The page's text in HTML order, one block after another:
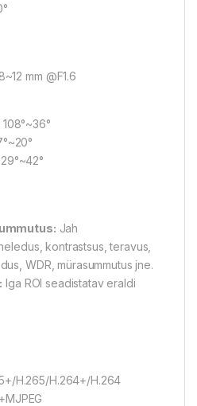
mm @F1.6
Jah
kontrastsus, teravus,
WDR, mürasummutus jne.
Iga ROI seadistatav eraldi
H.265/H.264+/H.264